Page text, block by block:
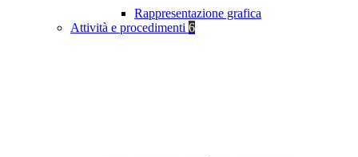
Rappresentazione grafica
Attività e procedimenti 6